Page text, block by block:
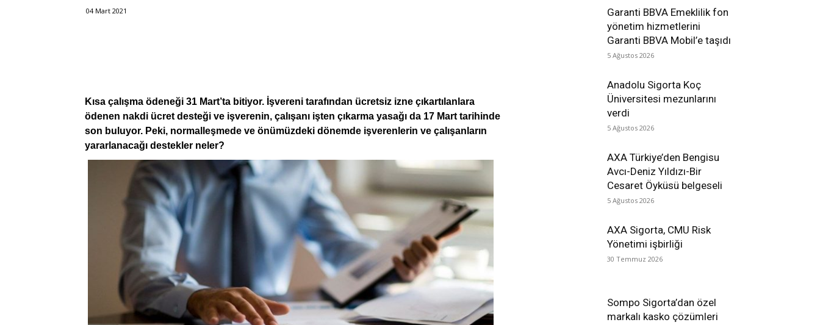
Garanti BBVA Emeklilik fon
yönetim hizmetlerini
Garanti BBVA Mobil’e taşıdı
5 Ağustos 2026
Anadolu Sigorta Koç
Üniversitesi mezunlarını
verdi
5 Ağustos 2026
AXA Türkiye’den Bengisu
Avcı-Deniz Yıldızı-Bir
Cesaret Öyküsü belgeseli
5 Ağustos 2026
AXA Sigorta, CMU Risk
Yönetimi işbirliği
30 Temmuz 2026
Sompo Sigorta’dan özel
markalı kasko çözümleri
04 Mart 2021
Kısa çalışma ödeneği 31 Mart’ta bitiyor. İşvereni tarafından ücretsiz izne çıkartılanlara
ödenen nakdi ücret desteği ve işverenin, çalışanı işten çıkarma yasağı da 17 Mart tarihinde
son buluyor. Peki, normalleşmede ve önümüzdeki dönemde işverenlerin ve çalışanların
yararlanacağı destekler neler?